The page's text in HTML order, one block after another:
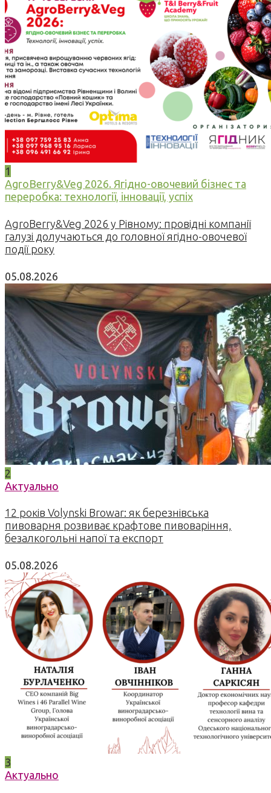
1
AgroBerry&Veg 2026. Ягідно-овочевий бізнес та
переробка: технології, інновації, успіх
AgroBerry&Veg 2026 у Рівному: провідні компанії
галузі долучаються до головної ягідно-овочевої
події року
05.08.2026
2
Актуально
12 років Volynski Browar: як березнівська
пивоварня розвиває крафтове пивоваріння,
безалкогольні напої та експорт
05.08.2026
3
Актуально